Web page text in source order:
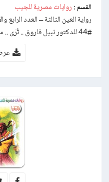
القسم : روايات مصرية للجيب
رواية العين الثالثة – العدد
#44 للدكتور نبيل فاروق .. تُرَى .. ماذا تعنى كلمة ( عين ) فى…